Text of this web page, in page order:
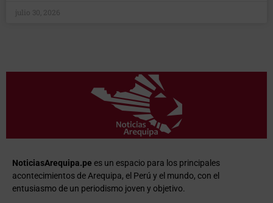
julio 30, 2026
NoticiasArequipa.pe es un espacio para los principales
acontecimientos de Arequipa, el Perú y el mundo, con el
entusiasmo de un periodismo joven y objetivo.